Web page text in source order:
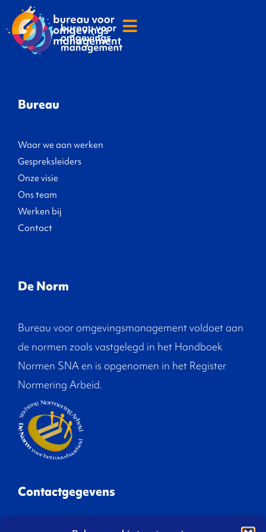
Bureau
Waar we aan werken
Gespreksleiders
Onze visie
Ons team
Werken bij
Contact
De Norm
Bureau voor omgevingsmanagement voldoet aan
de normen zoals vastgelegd in het Handboek
Normen SNA en is opgenomen in het Register
Normering Arbeid.
Contactgegevens